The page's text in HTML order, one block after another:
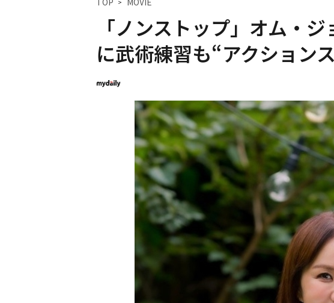
「ノンストップ」オム・
に武術練習も“アクション